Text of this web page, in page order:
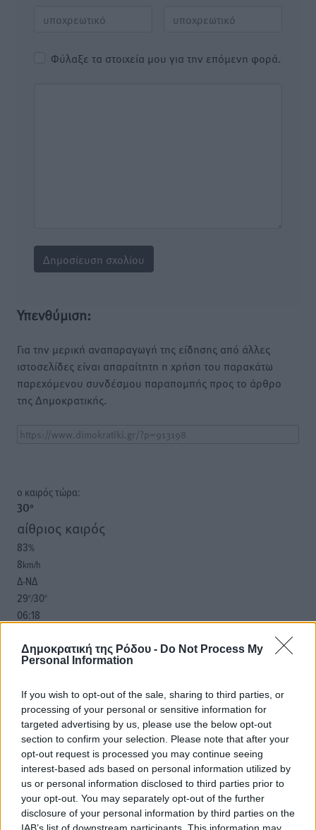
Δημοκρατική της Ρόδου - Do Not Process My
Personal Information
If you wish to opt-out of the sale, sharing to third parties, or
processing of your personal or sensitive information for
targeted advertising by us, please use the below opt-out
section to confirm your selection. Please note that after your
opt-out request is processed you may continue seeing
interest-based ads based on personal information utilized by
us or personal information disclosed to third parties prior to
your opt-out. You may separately opt-out of the further
disclosure of your personal information by third parties on the
IAB’s list of downstream participants. This information may
Φύλαξε τα στοιχεία μου για την επόμενη φορά.
Υπενθύμιση:
Για την μερική αναπαραγωγή της είδησης από άλλες
ιστοσελίδες είναι απαραίτητη η χρήση του παρακάτω
παρεχόμενου συνδέσμου παραπομπής προς το άρθρο
της Δημοκρατικής.
o καιρός τώρα:
30°
αίθριος καιρός
83%
8km/h
Δ-ΝΔ
29°/30°
06:18
πρόγνωση:
31°
29 °
ΔΕ
ΤΡ
29°
ΤΕ